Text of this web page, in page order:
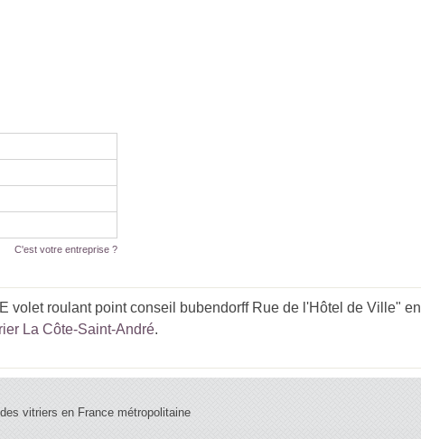
C'est votre entreprise ?
volet roulant point conseil bubendorff Rue de l'Hôtel de Ville" en
La Côte-Saint-André.
vitriers en France métropolitaine